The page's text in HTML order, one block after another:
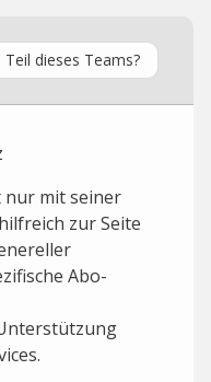
Teil dieses Teams?
nur mit seiner
zur Seite
Abo-